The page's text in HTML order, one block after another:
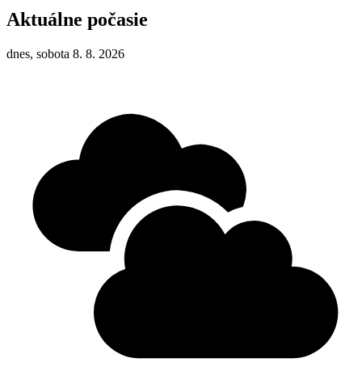
Aktuálne počasie
dnes, sobota 8. 8. 2026